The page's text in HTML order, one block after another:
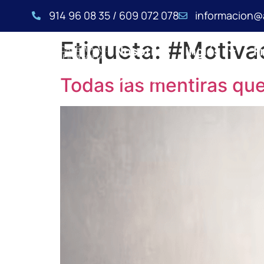
914 96 08 35 / 609 072 078
Nosotros Inglés
Contacto
Etiqueta:
Todas las mentiras